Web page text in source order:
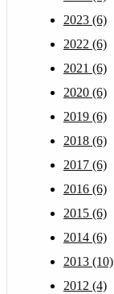
2023 (6)
2022 (6)
2021 (6)
2020 (6)
2019 (6)
2018 (6)
2017 (6)
2016 (6)
2015 (6)
2014 (6)
2013 (10)
2012 (4)